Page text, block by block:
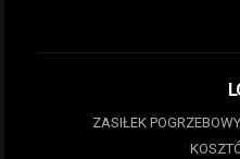
ZASIŁEK